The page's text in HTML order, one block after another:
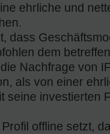
ehrliche und
dass
dem
Nachfrage von
als von einer
seine investierten
offline setzt,